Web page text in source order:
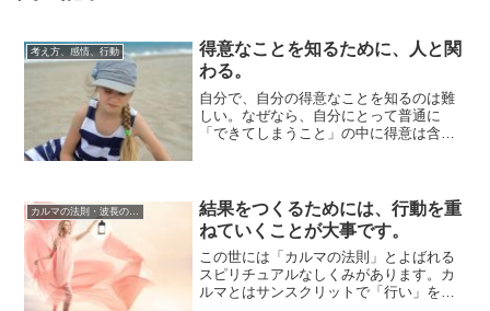
考え方、感情、行動
得意なことを知るために、人と関
わる。
自分で、自分の得意なことを知るのは難
しい。なぜなら、自分にとって普通に
「できてしまうこと」の中に得意は含ま
カルマの法則・波長の法則
結果をつくるためには、行動を重
ねていくことが大事です。
この世には「カルマの法則」とよばれる
スピリチュアルなしくみがあります。カ
ルマとはサンスクリットで「行い」を意